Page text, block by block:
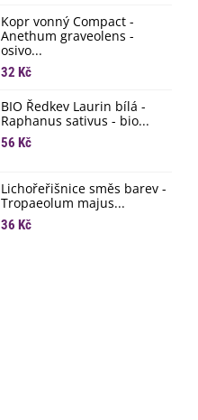
Kopr vonný Compact -
Anethum graveolens -
osivo...
32 Kč
BIO Ředkev Laurin bílá -
Raphanus sativus - bio...
56 Kč
Lichořeřišnice směs barev -
Tropaeolum majus...
36 Kč